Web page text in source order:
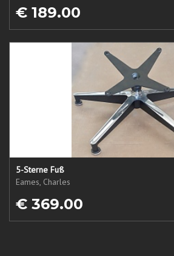
€ 189.00
5-Sterne Fuß
Eames, Charles
€ 369.00